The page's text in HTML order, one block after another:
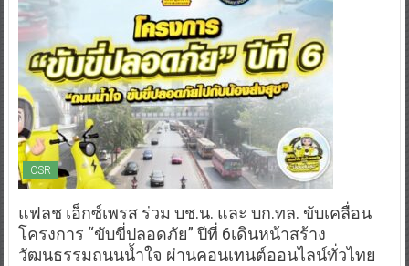
CSR
แฟลช เอ็กซ์เพรส ร่วม บช.น. และ บก.ทล. ขับเคลื่อน
โครงการ “ขับขี่ปลอดภัย” ปีที่ 6เดินหน้าสร้าง
วัฒนธรรมถนนน้ำใจ ผ่านคอนเทนต์ออนไลน์ทั่วไทย